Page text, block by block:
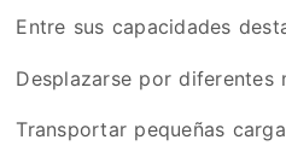
Entre sus capacidades
Desplazarse por diferentes
Transportar pequeñas